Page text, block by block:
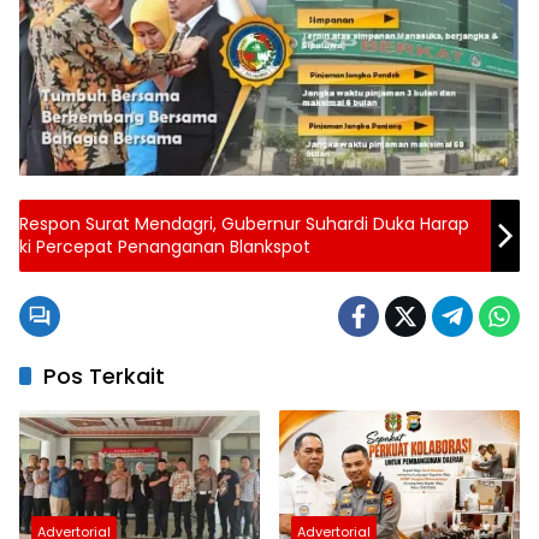
Respon Surat Mendagri, Gubernur Suhardi Duka Harap
ki Percepat Penanganan Blankspot
Pos Terkait
Advertorial Advertorial